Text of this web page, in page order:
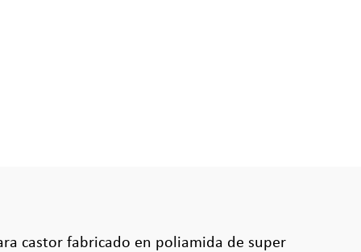
castor fabricado en poliamida de super